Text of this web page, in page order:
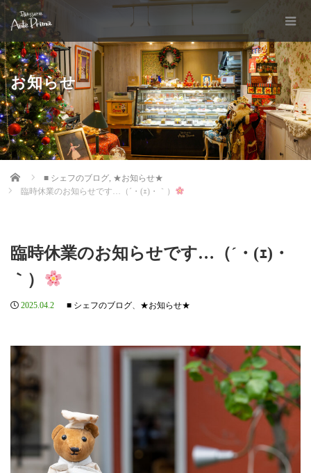
お知らせ
Home ■ シェフのブログ, ★お知らせ★
臨時休業のお知らせです…（´・(ｪ)・｀）
臨時休業のお知らせです…（´・(ｪ)・
｀）
2025.04.2 ■ シェフのブログ、 ★お知らせ★